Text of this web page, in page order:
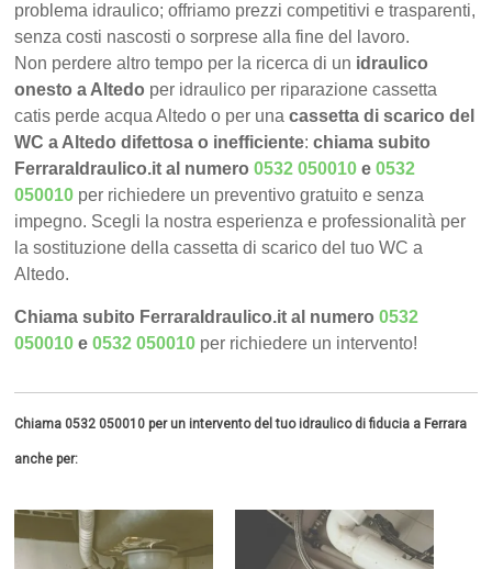
problema idraulico; offriamo prezzi competitivi e trasparenti,
senza costi nascosti o sorprese alla fine del lavoro.
Non perdere altro tempo per la ricerca di un idraulico
onesto a Altedo per idraulico per riparazione cassetta
catis perde acqua Altedo o per unacassetta di scarico del
WC a Altedo difettosa o inefficiente:chiama subito
FerraraIdraulico.it al numero0532 050010 e0532
050010 per richiedere un preventivo gratuito e senza
impegno. Scegli la nostra esperienza e professionalità per
la sostituzione della cassetta di scarico del tuo WC a
Altedo.
Chiama subito FerraraIdraulico.it al numero0532
050010 e0532 050010 per richiedere un intervento!
Chiama 0532 050010 per un intervento del tuo idraulico di fiducia a Ferrara
anche per: